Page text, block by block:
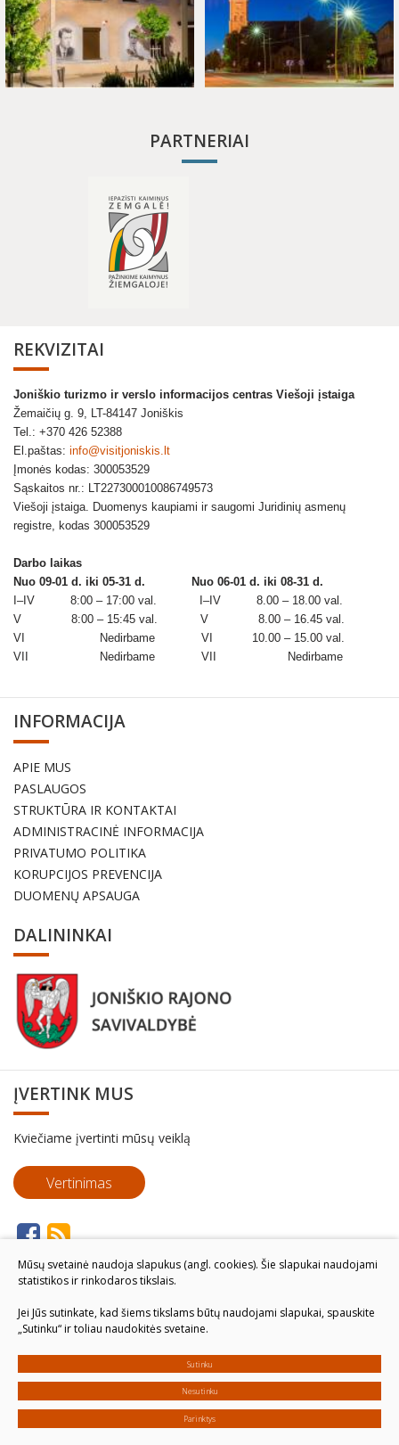
PARTNERIAI
REKVIZITAI
Joniškio turizmo ir verslo informacijos centras Viešoji įstaiga
Žemaičių g. 9, LT-84147 Joniškis
Tel.: +370 426 52388
El.paštas: info@visitjoniskis.lt
Įmonės kodas: 300053529
Sąskaitos nr.: LT227300010086749573
Viešoji įstaiga. Duomenys kaupiami ir saugomi Juridinių asmenų
registre, kodas 300053529
Darbo laikas
Nuo 09-01 d. iki 05-31 d.
Nuo 06-01 d. iki 08-31 d.
I–IV 8:00 – 17:00 val. I–IV 8.00 – 18.00 val.
V 8:00 – 15:45 val. V 8.00 – 16.45 val.
VI Nedirbame VI 10.00 – 15.00 val.
VII Nedirbame VII Nedirbame
INFORMACIJA
APIE MUS
PASLAUGOS
STRUKTŪRA IR KONTAKTAI
ADMINISTRACINĖ INFORMACIJA
PRIVATUMO POLITIKA
KORUPCIJOS PREVENCIJA
DUOMENŲ APSAUGA
DALININKAI
ĮVERTINK MUS
Kviečiame įvertinti mūsų veiklą
Vertinimas
Mūsų svetainė naudoja slapukus (angl. cookies). Šie slapukai naudojami
statistikos ir rinkodaros tikslais.
Jei Jūs sutinkate, kad šiems tikslams būtų naudojami slapukai, spauskite
„Sutinku“ ir toliau naudokitės svetaine.
Sutinku
Nesutinku
Parinktys